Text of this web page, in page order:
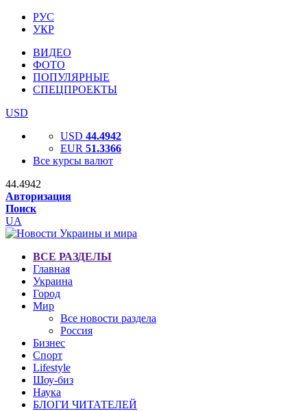
РУС
УКР
ВИДЕО
ФОТО
ПОПУЛЯРНЫЕ
СПЕЦПРОЕКТЫ
USD
USD 44.4942
EUR 51.3366
Все курсы валют
44.4942
Авторизация
Поиск
UA
ВСЕ РАЗДЕЛЫ
Главная
Украина
Город
Мир
Все новости раздела
Россия
Бизнес
Спорт
Lifestyle
Шоу-биз
Наука
БЛОГИ ЧИТАТЕЛЕЙ